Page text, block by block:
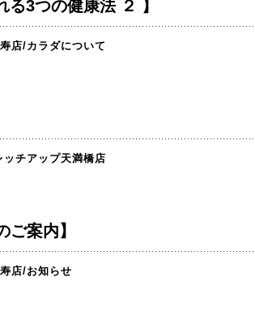
る3つの健康法 ２ 】
店/カラダについて
ッチアップ天満橋店
ご案内】
店/お知らせ